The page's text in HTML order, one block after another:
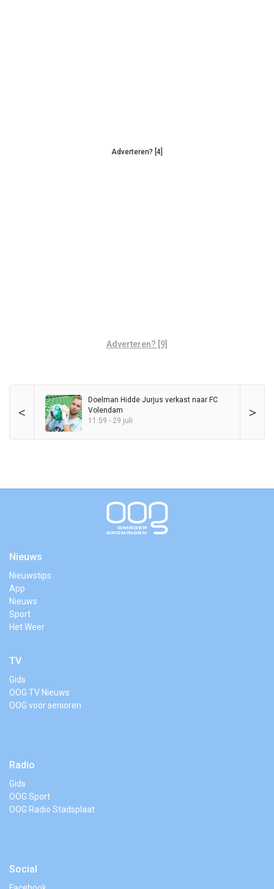
Adverteren? [4]
Adverteren? [9]
< >
Doelman Hidde Jurjus verkast naar FC
Volendam
11:59 - 29 juli
Nieuws
Nieuwstips
App
Nieuws
Sport
Het Weer
TV
Gids
OOG TV Nieuws
OOG voor senioren
Radio
Gids
OOG Sport
OOG Radio Stadsplaat
Social